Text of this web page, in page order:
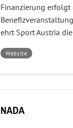
Finanzierung erfolgt
ehrt Sport Austria
Website
Österreichische
NADA